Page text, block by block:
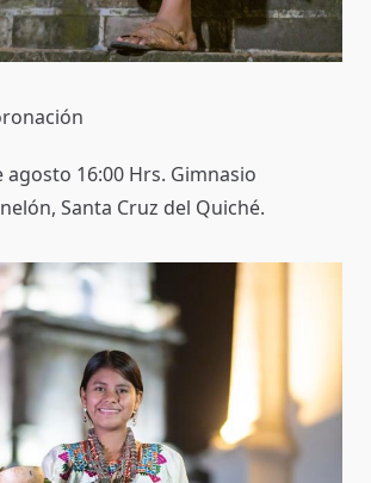
16:00 Hrs. Gimnasio
Santa Cruz del Quiché.